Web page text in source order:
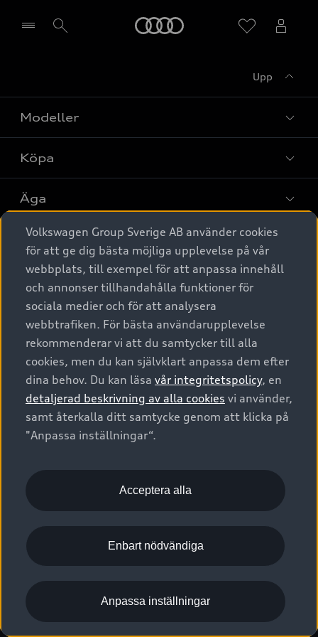
Upp
Modeller
Alla modeller
Elbilar
A6 modellerna
SUV
Avant
Audi Sport
Köpa
Privaterbjudanden
Privatleasing
Nya bilar i lager
Begagnade bilar i lager
Audi approved :plus - så gott som nya
Finansiering
Audi exclusive
Provkörning
Äga
Service & tillbehör
Audi digital services
Originaltillbehör - köp online
Garantier
Försäkring
Digitala manualer för din Audi
Audi Collection – livsstilsartiklar
Vanliga frågor
2G/3G nätet stängs ned - Hur påverkas min bil av detta?
Tjänstebil
Tjänstebil
Business lease online
Företagsleasing
Om Audi Sverige
Kontakta oss
Audi Återförsäljare/-serviceverkstad
myAudi
Pressmeddelanden
Nyhetsbrev
Vårt hållbarhetsarbete
Lediga tjänster huvudkontor
Lediga tjänster hos Audi Återförsäljare
Kommentar till mediauppgifter om dataläcka
© 2026 AUDI SVERIGE. All Rights Reserved.
Utgivare Juridiskt
Juridiskt Audi AG
Juridiskt Audi Digital Giveaway
Anpassa inställningar för cookies
Visselblåsarkanaler
Volkswagen Group Sverige AB använder cookies
för att ge dig bästa möjliga upplevelse på vår
webbplats, till exempel för att anpassa innehåll
och annonser tillhandahålla funktioner för
sociala medier och för att analysera
webbtrafiken. För bästa användarupplevelse
rekommenderar vi att du samtycker till alla
cookies, men du kan självklart anpassa dem efter
dina behov. Du kan läsa vår integritetspolicy, en
detaljerad beskrivning av alla cookies vi använder,
samt återkalla ditt samtycke genom att klicka på
"Anpassa inställningar“.
Acceptera alla
Enbart nödvändiga
Anpassa inställningar